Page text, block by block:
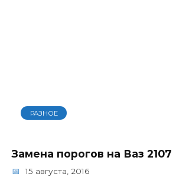
РАЗНОЕ
Замена порогов на Ваз 2107
15 августа, 2016